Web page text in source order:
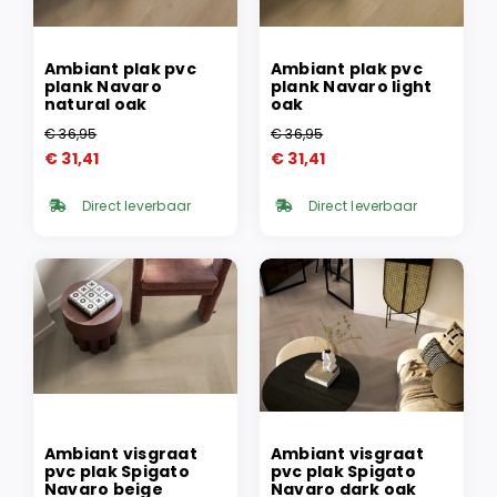
Ambiant plak pvc
plank Navaro
natural oak
€36,95
Oorspronkelijke
was:
€ 31,41
Huidige
is: Direct leverbaar
Ambiant plak pvc
plank Navaro light
oak
€36,95
Oorspronkelijke
was:
€ 31,41
Huidige
is: Direct leverbaar
Ambiant visgraat
pvc plak Spigato
Navaro beige
Ambiant visgraat
pvc plak Spigato
Navaro dark oak